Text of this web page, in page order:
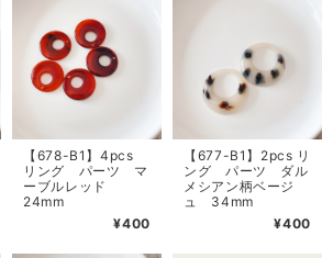
【678-B1】4pcs
リング パーツ マ
ーブルレッド
24mm
¥400
【677-B1】2pcs リ
ング パーツ ダル
メシアン柄ベージ
ュ 34mm
¥400